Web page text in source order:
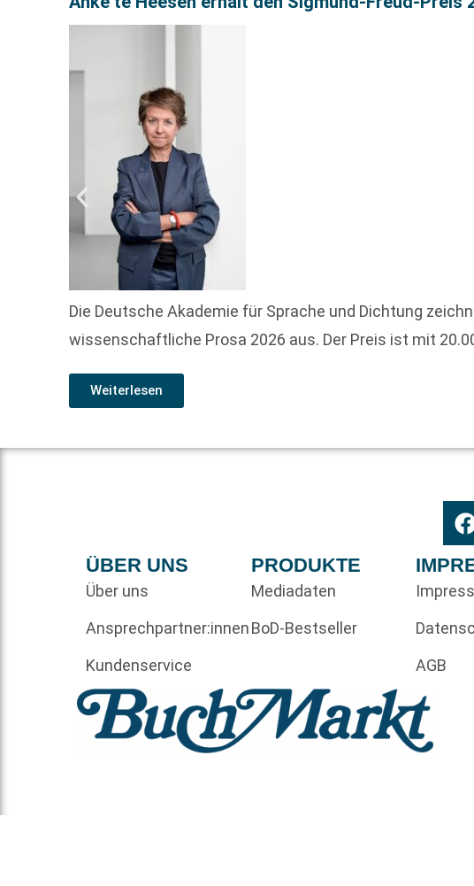
Die Deutsche Akademie für Sprache und Dichtung
wissenschaftliche Prosa 2026 aus. Der Preis ist mit
Weiterlesen
ÜBER UNS
Über uns
Ansprechpartner:innen
Kundenservice
PRODUKTE
Mediadaten
BoD-Bestseller
AGB